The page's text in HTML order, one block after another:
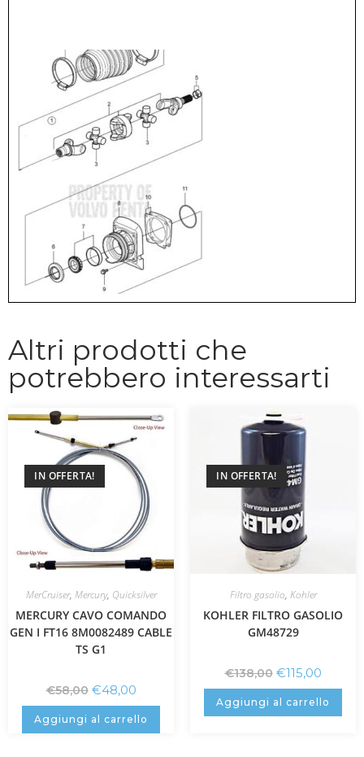
Altri prodotti che
potrebbero interessarti
IN OFFERTA!
MerCruiser, Mercury, Quicksilver
MERCURY CAVO COMANDO
GEN I FT16 8M0082489 CABLE
TS G1
€58,00 €48,00
Aggiungi al carrello
IN OFFERTA!
Filtro gasolio, Kohler
KOHLER FILTRO GASOLIO
GM48729
€138,00 €115,00
Aggiungi al carrello